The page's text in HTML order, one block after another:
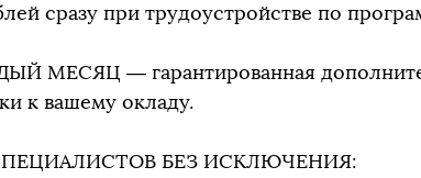
сразу при трудоустройстве по
МЕСЯЦ — гарантированная
к вашему окладу.
БЕЗ ИСКЛЮЧЕНИЯ: